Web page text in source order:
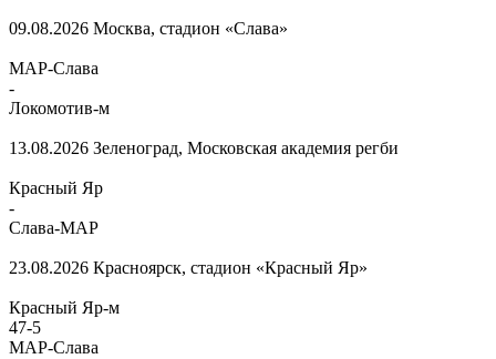
09.08.2026 Москва, стадион «Слава»
МАР-Слава
-
Локомотив-м
13.08.2026 Зеленоград, Московская академия регби
Красный Яр
-
Слава-МАР
23.08.2026 Красноярск, стадион «Красный Яр»
Красный Яр-м
47-5
МАР-Слава